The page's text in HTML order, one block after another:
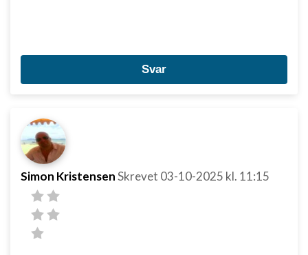
Svar
Simon KristensenSkrevet 03-10-2025 kl. 11:15